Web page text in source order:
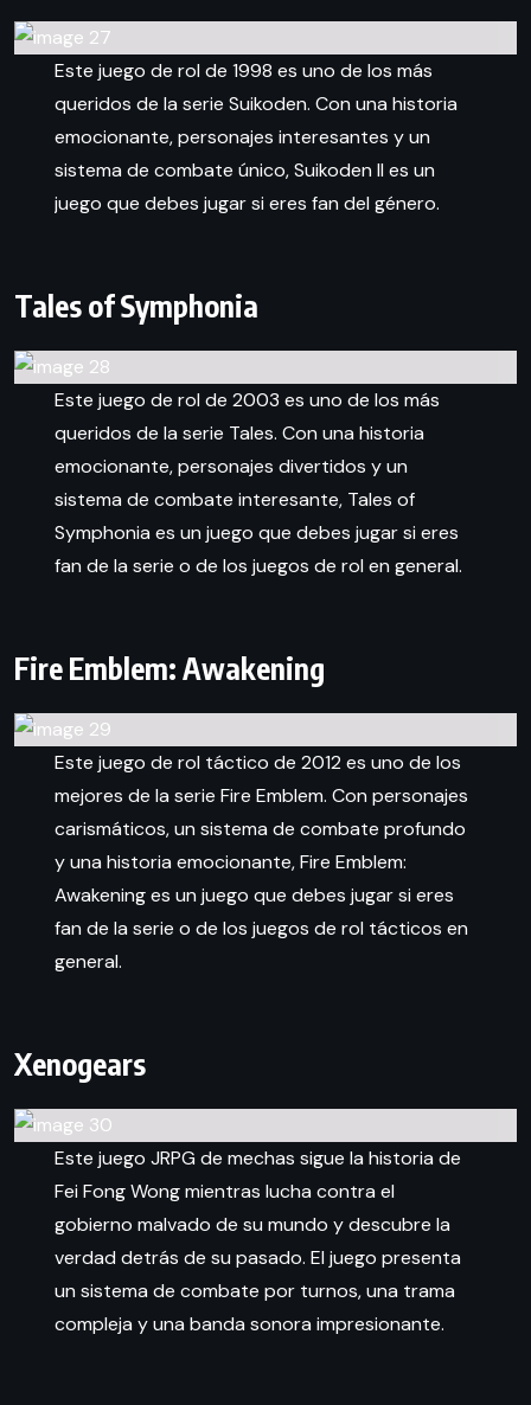
Este juego de rol de 1998 es uno de los más
queridos de la serie Suikoden. Con una historia
emocionante, personajes interesantes y un
sistema de combate único, Suikoden II es un
juego que debes jugar si eres fan del género.
Tales of Symphonia
Este juego de rol de 2003 es uno de los más
queridos de la serie Tales. Con una historia
emocionante, personajes divertidos y un
sistema de combate interesante, Tales of
Symphonia es un juego que debes jugar si eres
fan de la serie o de los juegos de rol en general.
Fire Emblem: Awakening
Este juego de rol táctico de 2012 es uno de los
mejores de la serie Fire Emblem. Con personajes
carismáticos, un sistema de combate profundo
y una historia emocionante, Fire Emblem:
Awakening es un juego que debes jugar si eres
fan de la serie o de los juegos de rol tácticos en
general.
Xenogears
Este juego JRPG de mechas sigue la historia de
Fei Fong Wong mientras lucha contra el
gobierno malvado de su mundo y descubre la
verdad detrás de su pasado. El juego presenta
un sistema de combate por turnos, una trama
compleja y una banda sonora impresionante.